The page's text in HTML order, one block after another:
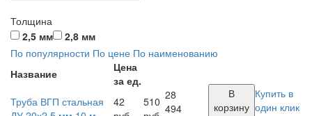
Толщина
2,5 мм
2,8 мм
По популярности По цене По наименованию
Название
Цена
за ед.
Труба ВГП стальная
42
510 28
494
В
корзину
Купить в
один клик